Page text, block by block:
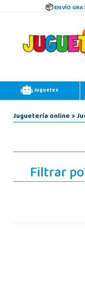
ENVÍO
Juguetes
Juguetería online>
Filtrar